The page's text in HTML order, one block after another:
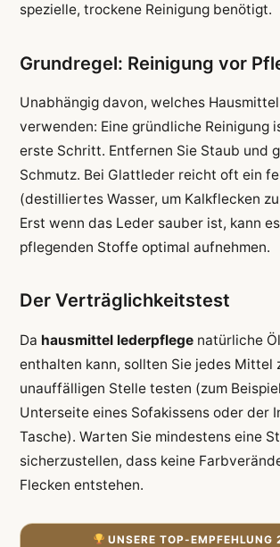
spezielle, trockene Reinigung benötigt.
Grundregel: Reinigung vor
Unabhängig davon, welches
verwenden: Eine gründliche Reinigung
erste Schritt. Entfernen Sie Staub und
Schmutz. Bei Glattleder reicht oft ein
(destilliertes Wasser, um Kalkflecken
Erst wenn das Leder sauber ist, kann
pflegenden Stoffe optimal aufnehmen.
Der Verträglichkeitstest
Da hausmittel lederpflegenatürliche
enthalten kann, sollten Sie jedes Mittel
unauffälligen Stelle testen (zum
Unterseite eines Sofakissens oder der
Tasche). Warten Sie mindestens eine
sicherzustellen, dass keine
Flecken entstehen.
UNSERE TOP-EMPFEHLUNG